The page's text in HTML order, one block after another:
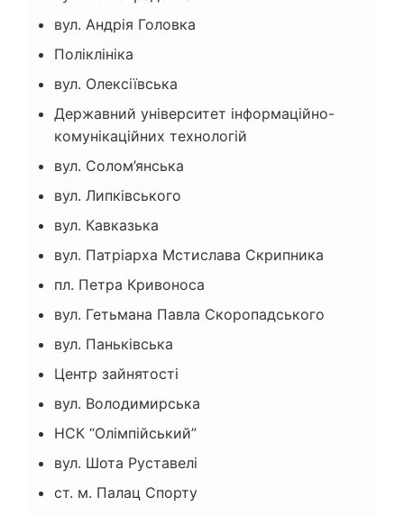
вул. Андрія Головка
Поліклініка
вул. Олексіївська
Державний університет інформаційно-
комунікаційних технологій
вул. Солом’янська
вул. Липківського
вул. Кавказька
вул. Патріарха Мстислава Скрипника
пл. Петра Кривоноса
вул. Гетьмана Павла Скоропадського
вул. Паньківська
Центр зайнятості
вул. Володимирська
НСК “Олімпійський”
вул. Шота Руставелі
ст. м. Палац Спорту